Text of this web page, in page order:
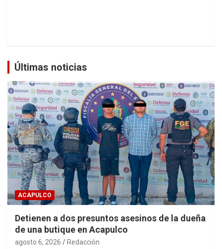
Últimas noticias
ACAPULCO
Detienen a dos presuntos asesinos de la dueña
de una butique en Acapulco
agosto 6, 2026 Redacción